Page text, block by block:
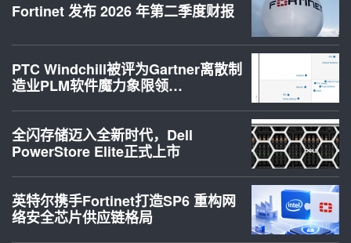
Fortinet 发布 2026 年第二季度财报
PTC Windchill被评为Gartner离散制
造业PLM软件魔力象限领…
全闪存储迈入全新时代，Dell
PowerStore Elite正式上市
英特尔携手Fortinet打造SP6 重构网
络安全芯片供应链格局